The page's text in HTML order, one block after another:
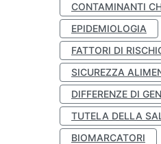
CONTAMINANTI
EPIDEMIOLOGIA
FATTORI DI
SICUREZZA
DIFFERENZE DI
TUTELA DELLA
BIOMARCATORI